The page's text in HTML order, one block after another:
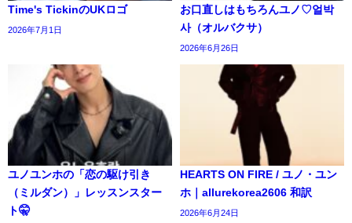
Time's TickinのUKロゴ
2026年7月1日
お口直しはもちろんユノ♡얼박
사（オルバクサ）
2026年6月26日
ユノユンホの「恋の駆け引き
（ミルダン）」レッスンスター
ト🤫
HEARTS ON FIRE / ユノ・ユ​​ン
ホ｜allurekorea2606 和訳
2026年6月24日